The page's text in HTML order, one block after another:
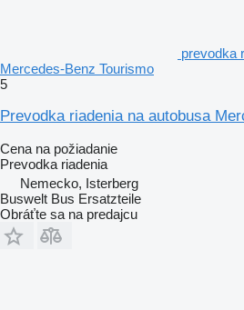
prevodka
Mercedes-Benz Tourismo
5
Prevodka riadenia na autobusa
Cena na požiadanie
Prevodka riadenia
Nemecko, Isterberg
Buswelt Bus Ersatzteile
Obráťte sa na predajcu